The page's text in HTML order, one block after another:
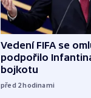
Vedení FIFA se
podpořilo
bojkotu
před 2hodinami